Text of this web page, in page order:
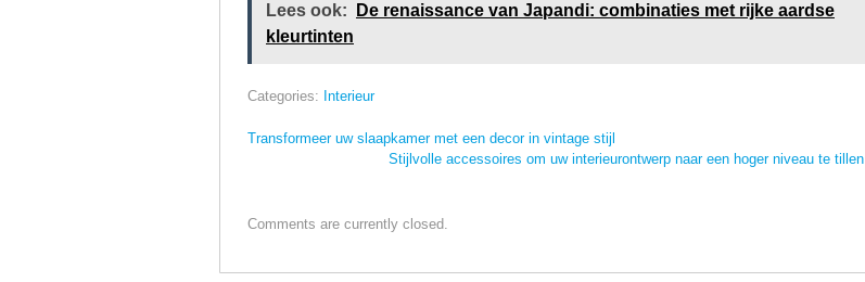
Lees ook:
De renaissance van Japandi: combinaties met rijke aardse
kleurtinten
Categories: Interieur
Transformeer uw slaapkamer met een decor in vintage stijl
Stijlvolle accessoires om uw interieurontwerp naar een hoger niveau te tillen
Comments are currently closed.